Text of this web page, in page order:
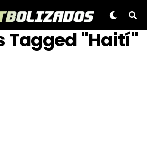
Tagged "Haití"